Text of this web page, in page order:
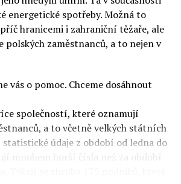
stejnou mediální partou
polského chovu koní. Ve vidění
PiS ale určitě šlo při prodeji koní o
nelegální činnost.“
ujetá i jinde, pokračoval
aféře PiS kolem vydávání víz
dnešní opozice se nelegálně
do Polska. Byla na to dokonce
vyšetřovací komise, která přišla
220 víz do Polska bylo
uspíšeno, tedy že víza byla
energetické spotřeby. Možná to
hranicemi i zahraniční těžaře, ale
polských zaměstnanců, a to nejen v
vás o pomoc. Chceme dosáhnout
společností, které oznamují
a to včetně velkých státních
údaje z období od ledna do
mnohem horší čísla než za období